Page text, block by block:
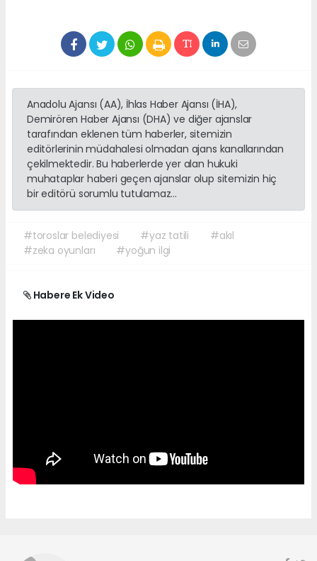
Anadolu Ajansı (AA), İhlas Haber Ajansı (İHA),
Demirören Haber Ajansı (DHA) ve diğer ajanslar
tarafından eklenen tüm haberler, sitemizin
editörlerinin müdahalesi olmadan ajans kanallarından
çekilmektedir. Bu haberlerde yer alan hukuki
muhataplar haberi geçen ajanslar olup sitemizin hiç
bir editörü sorumlu tutulamaz...
#toroslar belediyesi #yaz tatili
#akıl
#zeka oyunları
#yoğun ilgi
Habere Ek Video